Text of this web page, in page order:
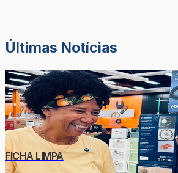
Últimas Notícias
FICHA LIMPA